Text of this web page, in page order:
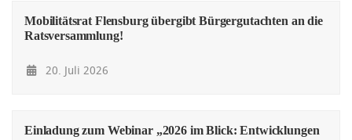
Mobilitätsrat Flensburg übergibt Bürgergutachten an die
Ratsversammlung!
20. Juli 2026
Einladung zum Webinar „2026 im Blick: Entwicklungen